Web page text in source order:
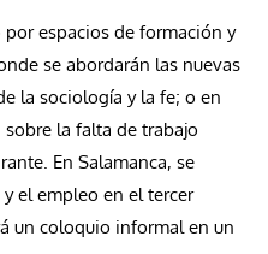
espacios de formación y
se abordarán las nuevas
la sociología y la fe; o en
la falta de trabajo
En Salamanca, se
el empleo en el tercer
un coloquio informal en un